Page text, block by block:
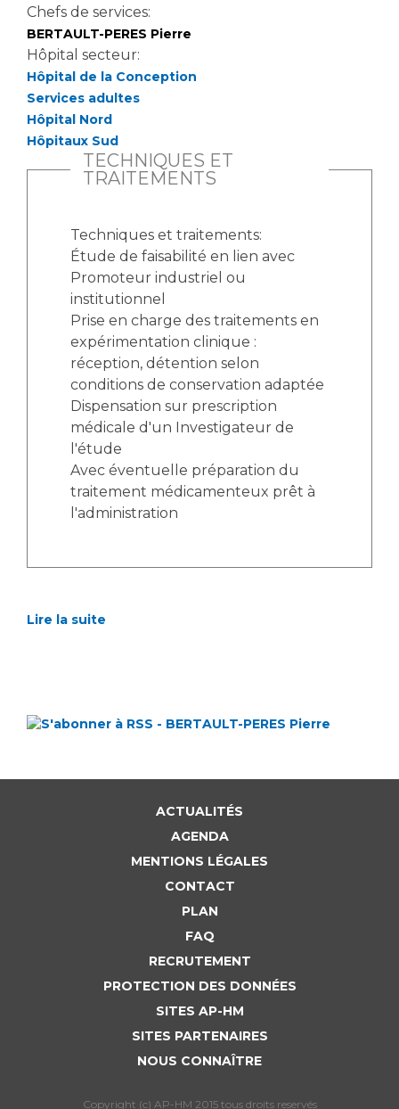
Maladies rares
Maternité Hôpital Nord
La Commission Des Usagers (CDU)
Les Comités Locaux des Usagers
Le projet des usagers
Qualité
Nos indicateurs qualité et de sécurité des soins
Protection des données
Les recherches en santé à l’AP-HM
Plateforme d'Expertise Maladies Rares
Presse / Multimédia
Communiqués de presse
Dossiers de presse
Médiathèque
Fournisseurs
Rôles et missions
Liste des marchés conclus
Documents utiles
Chefs de services:
BERTAULT-PERES Pierre
Hôpital secteur:
Hôpital de la Conception
Services adultes
Hôpital Nord
Hôpitaux Sud
TECHNIQUES ET
TRAITEMENTS
Techniques et traitements:
Étude de faisabilité en lien avec
Promoteur industriel ou
institutionnel
Prise en charge des traitements en
expérimentation clinique :
réception, détention selon
conditions de conservation adaptée
Dispensation sur prescription
médicale d'un Investigateur de
l'étude
Avec éventuelle préparation du
traitement médicamenteux prêt à
l'administration
Lire la suite
ACTUALITÉS
AGENDA
MENTIONS LÉGALES
CONTACT
PLAN
FAQ
RECRUTEMENT
PROTECTION DES DONNÉES
SITES AP-HM
SITES PARTENAIRES
NOUS CONNAÎTRE
Copyright (c) AP-HM 2015 tous droits reservés